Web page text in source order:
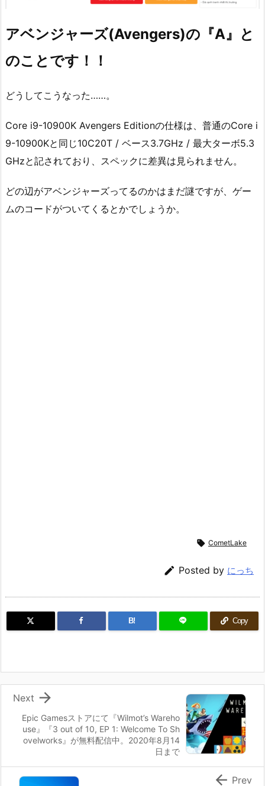
アベンジャーズ(Avengers)の『A』と
のことです！！
どうしてこうなった……。
Core i9-10900K Avengers Editionの仕様は、普通のCore i
9-10900Kと同じ10C20T / ベース3.7GHz / 最大ターボ5.3
GHzと記されており、スペックに差異は見られません。
どの辺がアベンジャーズってるのかはまだ謎ですが、ゲー
ムのコードがついてくるとかでしょうか。
 CometLake
 Posted by にっち
B! Copy
Epic Gamesストアにて『Wilmot’s Wareho
use』『3 out of 10, EP 1: Welcome To Sh
ovelworks』が無料配信中。2020年8月14
日まで

Next
 Prev